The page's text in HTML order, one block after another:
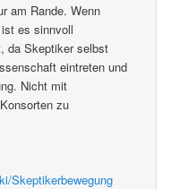
am Rande. Wenn
es sinnvoll
da Skeptiker selbst
eintreten und
Nicht mit
zu
Skeptikerbewegung